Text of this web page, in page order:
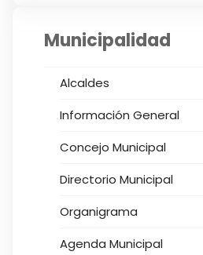
Municipalidad
Alcaldes
Información General
Concejo Municipal
Directorio Municipal
Organigrama
Agenda Municipal